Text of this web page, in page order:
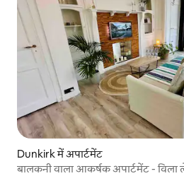
Dunkirk में अपार्टमेंट
बालकनी वाला आकर्षक अपार्टमेंट -